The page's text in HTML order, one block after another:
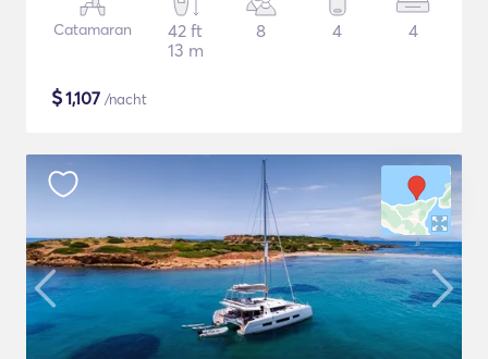
Catamaran
42 ft
13 m
8 4 4
$1,107 /nacht